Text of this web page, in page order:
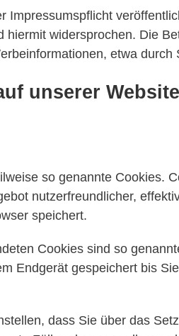
Impressumspflicht
hiermit widersprochen. Die
etwa durch
unserer Website
so genannte Cookies.
nutzerfreundlicher,
speichert.
Cookies sind so
Endgerät gespeichert bis
dass Sie über das